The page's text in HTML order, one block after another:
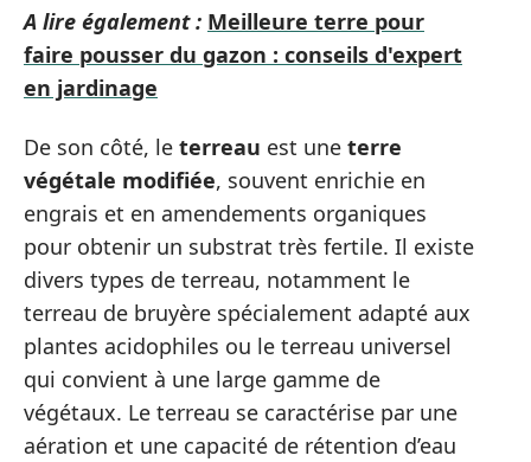
A lire également : Meilleure terre pour
faire pousser du gazon : conseils d'expert
en jardinage
De son côté, le terreau est une terre
végétale modifiée, souvent enrichie en
engrais et en amendements organiques
pour obtenir un substrat très fertile. Il existe
divers types de terreau, notamment le
terreau de bruyère spécialement adapté aux
plantes acidophiles ou le terreau universel
qui convient à une large gamme de
végétaux. Le terreau se caractérise par une
aération et une capacité de rétention d’eau